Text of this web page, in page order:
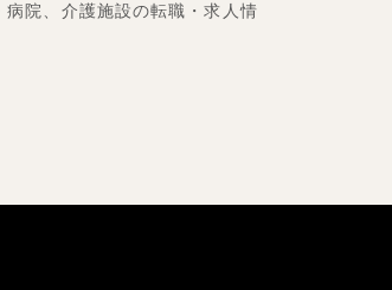
院、介護施設の転職・求人情